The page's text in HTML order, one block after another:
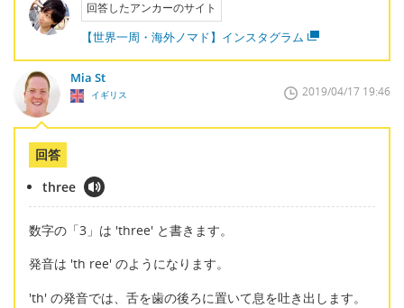
回答したアンカーのサイト
【世界一周・海外ノマド】インスタグラム
Mia St
イギリス 2019/04/17 19:46
回答
three
数字の「3」は 'three' と書きます。
発音は 'th ree' のようになります。
'th' の発音では、舌を歯の後ろに置いて息を吐き出します。